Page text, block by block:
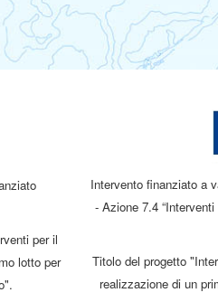
per il
lotto per
Intervento finanziato a
- Azione 7.4
Titolo del progetto
realizzazione di un